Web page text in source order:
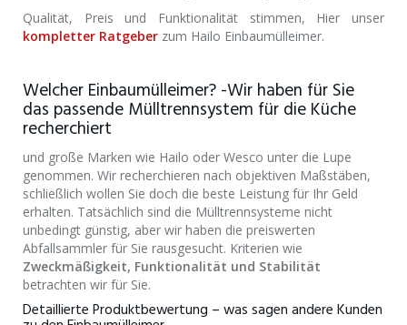
Qualität, Preis und Funktionalität stimmen, Hier unser
kompletter Ratgeber zum Hailo Einbaumülleimer.
Welcher Einbaumülleimer? -Wir haben für Sie
das passende Mülltrennsystem für die Küche
recherchiert
und große Marken wie Hailo oder Wesco unter die Lupe
genommen. Wir recherchieren nach objektiven Maßstäben,
schließlich wollen Sie doch die beste Leistung für Ihr Geld
erhalten. Tatsächlich sind die Mülltrennsysteme nicht
unbedingt günstig, aber wir haben die preiswerten
Abfallsammler für Sie rausgesucht. Kriterien wie
Zweckmäßigkeit, Funktionalität und Stabilität
betrachten wir für Sie.
Detaillierte Produktbewertung – was sagen andere Kunden